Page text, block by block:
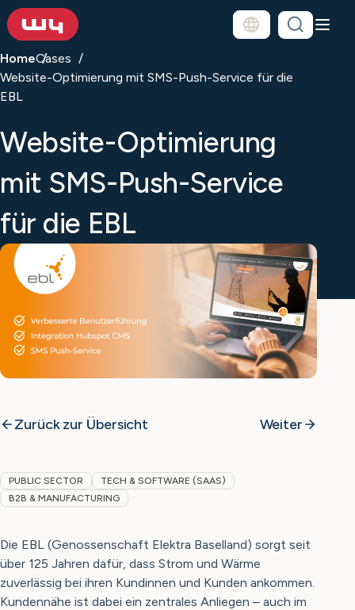
HomeCases
Website-Optimierung mit SMS-Push-Service für die
EBL
Website-Optimierung
mit SMS-Push-Service
für die EBL
Zurück zur Übersicht Weiter
PUBLIC SECTOR
TECH & SOFTWARE (SAAS)
B2B & MANUFACTURING
Die EBL (Genossenschaft Elektra Baselland) sorgt seit
über 125 Jahren dafür, dass Strom und Wärme
zuverlässig bei ihren Kundinnen und Kunden ankommen.
Kundennähe ist dabei ein zentrales Anliegen – auch im